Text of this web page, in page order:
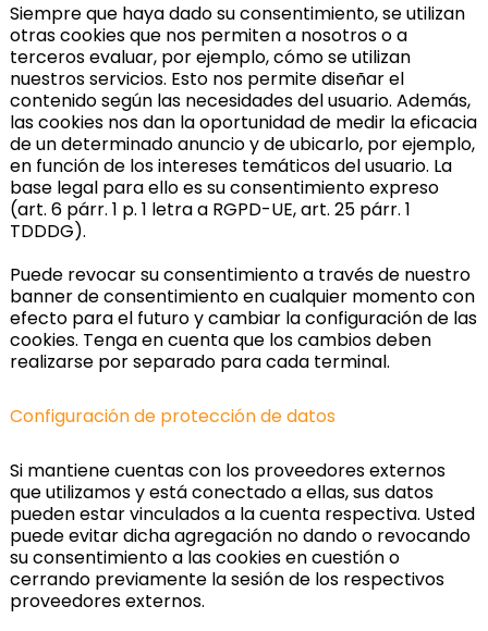
Siempre que haya dado su consentimiento, se utilizan
otras cookies que nos permiten a nosotros o a
terceros evaluar, por ejemplo, cómo se utilizan
nuestros servicios. Esto nos permite diseñar el
contenido según las necesidades del usuario. Además,
las cookies nos dan la oportunidad de medir la eficacia
de un determinado anuncio y de ubicarlo, por ejemplo,
en función de los intereses temáticos del usuario. La
base legal para ello es su consentimiento expreso
(art. 6 párr. 1 p. 1 letra a RGPD-UE, art. 25 párr. 1
TDDDG).
Puede revocar su consentimiento a través de nuestro
banner de consentimiento en cualquier momento con
efecto para el futuro y cambiar la configuración de las
cookies. Tenga en cuenta que los cambios deben
realizarse por separado para cada terminal.
Configuración de protección de datos
Si mantiene cuentas con los proveedores externos
que utilizamos y está conectado a ellas, sus datos
pueden estar vinculados a la cuenta respectiva. Usted
puede evitar dicha agregación no dando o revocando
su consentimiento a las cookies en cuestión o
cerrando previamente la sesión de los respectivos
proveedores externos.